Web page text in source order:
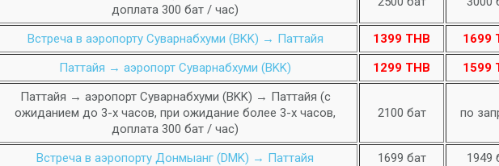
доплата 300 бат / час)
Встреча в аэропорту Суварнабхуми (BKK) → Паттайя 1399 THB 1699
Паттайя → аэропорт Суварнабхуми (BKK)
1299 THB 1599
Паттайя → аэропорт Суварнабхуми (BKK) → Паттайя (с
ожиданием до 3-х часов, при ожидание более 3-х часов,
доплата 300 бат / час)
2100 бат по
Встреча в аэропорту Донмыанг (DMK) → Паттайя 1699 бат 1949